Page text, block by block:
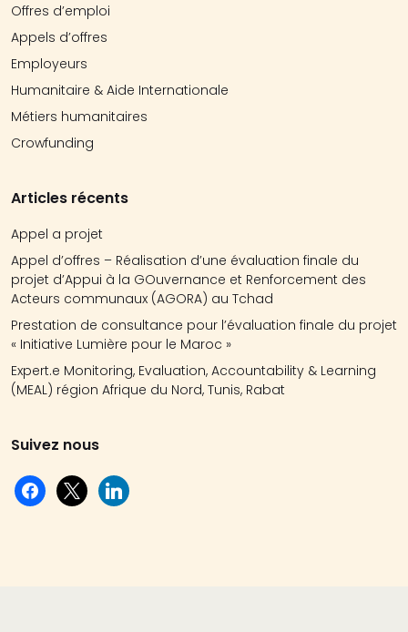
Offres d’emploi
Appels d’offres
Employeurs
Humanitaire & Aide Internationale
Métiers humanitaires
Crowfunding
Articles récents
Appel a projet
Appel d’offres – Réalisation d’une évaluation finale du
projet d’Appui à la GOuvernance et Renforcement des
Acteurs communaux (AGORA) au Tchad
Prestation de consultance pour l’évaluation finale du projet
« Initiative Lumière pour le Maroc »
Expert.e Monitoring, Evaluation, Accountability & Learning
(MEAL) région Afrique du Nord, Tunis, Rabat
Suivez nous